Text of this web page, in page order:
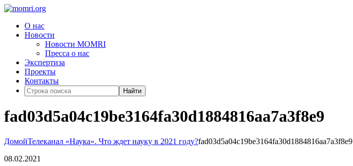
О нас
Новости
Новости MOMRI
Пресса о нас
Экспертиза
Проекты
Контакты
Найти
fad03d5a04c19be3164fa30d1884816aa7a3f8e9
ДомойТелеканал «Наука». Что ждет науку в 2021 году?fad03d5a04c19be3164fa30d1884816aa7a3f8e9
08.02.2021